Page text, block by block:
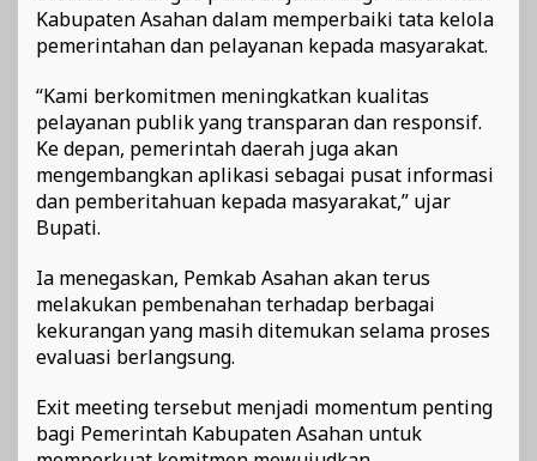
Kabupaten Asahan dalam memperbaiki tata kelola
pemerintahan dan pelayanan kepada masyarakat.
“Kami berkomitmen meningkatkan kualitas
pelayanan publik yang transparan dan responsif.
Ke depan, pemerintah daerah juga akan
mengembangkan aplikasi sebagai pusat informasi
dan pemberitahuan kepada masyarakat,” ujar
Bupati.
Ia menegaskan, Pemkab Asahan akan terus
melakukan pembenahan terhadap berbagai
kekurangan yang masih ditemukan selama proses
evaluasi berlangsung.
Exit meeting tersebut menjadi momentum penting
bagi Pemerintah Kabupaten Asahan untuk